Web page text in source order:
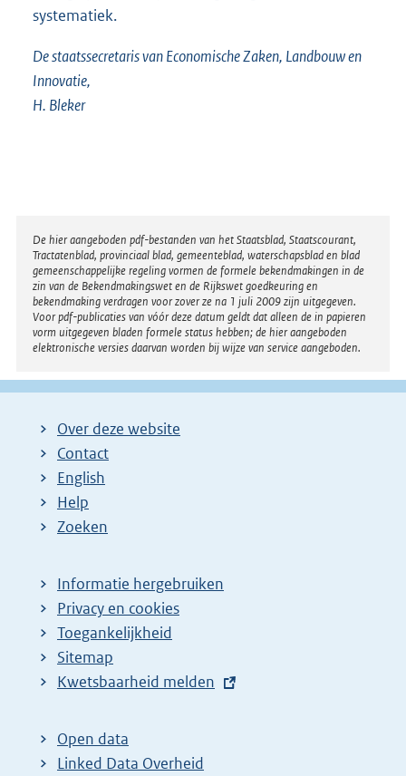
systematiek.
De staatssecretaris van Economische Zaken, Landbouw en
Innovatie,
H. Bleker
Disclaimer
De hier aangeboden pdf-bestanden van het Staatsblad, Staatscourant,
Tractatenblad, provinciaal blad, gemeenteblad, waterschapsblad en blad
gemeenschappelijke regeling vormen de formele bekendmakingen in de
zin van de Bekendmakingswet en de Rijkswet goedkeuring en
bekendmaking verdragen voor zover ze na 1 juli 2009 zijn uitgegeven.
Voor pdf-publicaties van vóór deze datum geldt dat alleen de in papieren
vorm uitgegeven bladen formele status hebben; de hier aangeboden
elektronische versies daarvan worden bij wijze van service aangeboden.
Over deze website
Contact
English
Help
Zoeken
Informatie hergebruiken
Privacy en cookies
Toegankelijkheid
Sitemap
E
t
e
Kwetsbaarheid melden
Open data
Linked Data Overheid